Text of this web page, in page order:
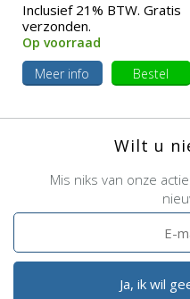
Inclusief 21% BTW. Gratis
verzonden.
Op voorraad
Meer info
Bestel
Wilt u
Mis niks van onze
Ja, ik wil